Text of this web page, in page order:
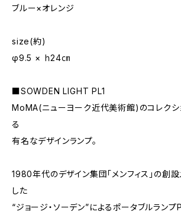
ブルー×オレンジ
size(約)
φ9.5 × ｈ24㎝
■SOWDEN LIGHT PL1
MoMA(ニューヨーク近代美術館)のコレクシ
る
有名なデザインランプ。
1980年代のデザイン集団「メンフィス」の創
した
“ジョージ・ソーデン”によるポータブルランプ